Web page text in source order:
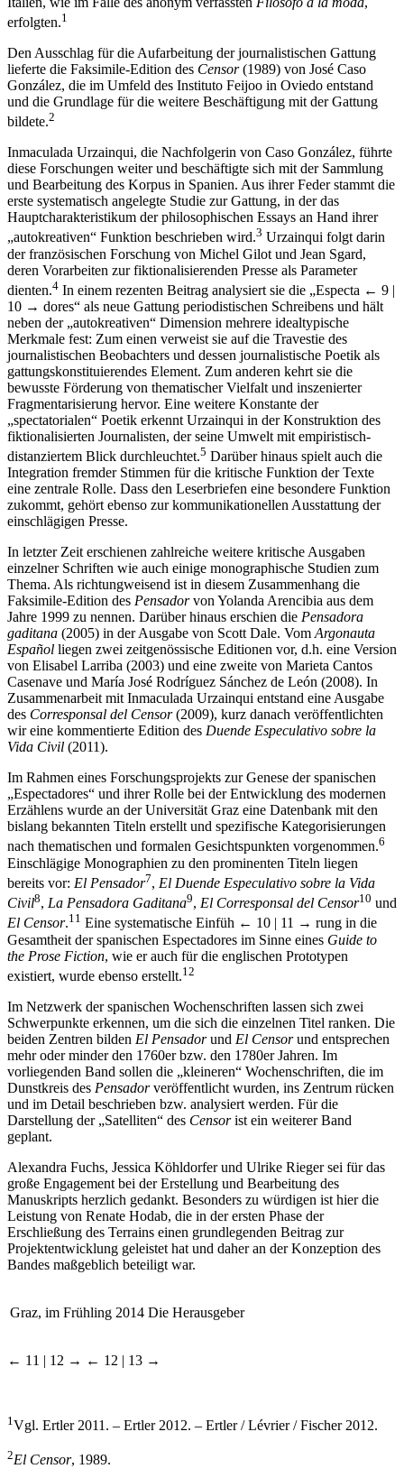
erfolgten.1
Den Ausschlag für die Aufarbeitung der journalistischen Gattung
lieferte die Faksimile-Edition des Censor(1989) von José Caso
González, die im Umfeld des Instituto Feijoo in Oviedo entstand
und die Grundlage für die weitere Beschäftigung mit der Gattung
bildete.2
Inmaculada Urzainqui, die Nachfolgerin von Caso González, führte
diese Forschungen weiter und beschäftigte sich mit der Sammlung
und Bearbeitung des Korpus in Spanien. Aus ihrer Feder stammt die
erste systematisch angelegte Studie zur Gattung, in der das
Hauptcharakteristikum der philosophischen Essays an Hand ihrer
„autokreativen“ Funktion beschrieben wird.3 Urzainqui folgt darin
der französischen Forschung von Michel Gilot und Jean Sgard,
deren Vorarbeiten zur fiktionalisierenden Presse als Parameter
dienten.4 In einem rezenten Beitrag analysiert sie die „Especta ← 9 |
10 → dores“ als neue Gattung periodistischen Schreibens und hält
neben der „autokreativen“ Dimension mehrere idealtypische
Merkmale fest: Zum einen verweist sie auf die Travestie des
journalistischen Beobachters und dessen journalistische Poetik als
gattungskonstituierendes Element. Zum anderen kehrt sie die
bewusste Förderung von thematischer Vielfalt und inszenierter
Fragmentarisierung hervor. Eine weitere Konstante der
„spectatorialen“ Poetik erkennt Urzainqui in der Konstruktion des
fiktionalisierten Journalisten, der seine Umwelt mit empiristisch-
distanziertem Blick durchleuchtet.5 Darüber hinaus spielt auch die
Integration fremder Stimmen für die kritische Funktion der Texte
eine zentrale Rolle. Dass den Leserbriefen eine besondere Funktion
zukommt, gehört ebenso zur kommunikationellen Ausstattung der
einschlägigen Presse.
In letzter Zeit erschienen zahlreiche weitere kritische Ausgaben
einzelner Schriften wie auch einige monographische Studien zum
Thema. Als richtungweisend ist in diesem Zusammenhang die
Faksimile-Edition des Pensadorvon Yolanda Arencibia aus dem
Jahre 1999 zu nennen. Darüber hinaus erschien die Pensadora
gaditana (2005) in der Ausgabe von Scott Dale. VomArgonauta
Español liegen zwei zeitgenössische Editionen vor, d.h. eine Version
von Elisabel Larriba (2003) und eine zweite von Marieta Cantos
Casenave und María José Rodríguez Sánchez de León (2008). In
Zusammenarbeit mit Inmaculada Urzainqui entstand eine Ausgabe
des Corresponsal del Censor(2009), kurz danach veröffentlichten
wir eine kommentierte Edition des Duende Especulativo sobre la
Vida Civil (2011).
Im Rahmen eines Forschungsprojekts zur Genese der spanischen
„Espectadores“ und ihrer Rolle bei der Entwicklung des modernen
Erzählens wurde an der Universität Graz eine Datenbank mit den
bislang bekannten Titeln erstellt und spezifische Kategorisierungen
nach thematischen und formalen Gesichtspunkten vorgenommen.6
Einschlägige Monographien zu den prominenten Titeln liegen
bereits vor: El Pensador7, El Duende Especulativo sobre la Vida
Civil8, La Pensadora Gaditana9, El Corresponsal del Censor10 und
El Censor.11 Eine systematische Einfüh ← 10 | 11 → rung in die
Gesamtheit der spanischen Espectadores im Sinne eines Guide to
the Prose Fiction, wie er auch für die englischen Prototypen
existiert, wurde ebenso erstellt.12
Im Netzwerk der spanischen Wochenschriften lassen sich zwei
Schwerpunkte erkennen, um die sich die einzelnen Titel ranken. Die
beiden Zentren bilden El Pensadorund El Censorund entsprechen
mehr oder minder den 1760er bzw. den 1780er Jahren. Im
vorliegenden Band sollen die „kleineren“ Wochenschriften, die im
Dunstkreis des Pensadorveröffentlicht wurden, ins Zentrum rücken
und im Detail beschrieben bzw. analysiert werden. Für die
Darstellung der „Satelliten“ des Censorist ein weiterer Band
geplant.
Alexandra Fuchs, Jessica Köhldorfer und Ulrike Rieger sei für das
große Engagement bei der Erstellung und Bearbeitung des
Manuskripts herzlich gedankt. Besonders zu würdigen ist hier die
Leistung von Renate Hodab, die in der ersten Phase der
Erschließung des Terrains einen grundlegenden Beitrag zur
Projektentwicklung geleistet hat und daher an der Konzeption des
Bandes maßgeblich beteiligt war.
Graz, im Frühling 2014 Die Herausgeber
← 11 | 12 → ← 12 | 13 →
1Vgl. Ertler 2011. – Ertler 2012. – Ertler / Lévrier / Fischer 2012.
2El Censor, 1989.